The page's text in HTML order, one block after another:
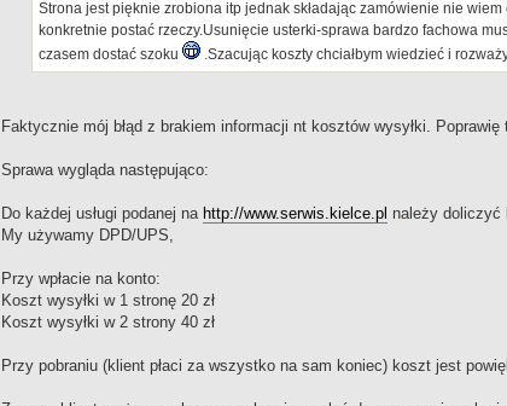
Strona jest pięknie zrobiona itp jednak składając zamówienie nie
konkretnie postać rzeczy.Usunięcie usterki-sprawa bardzo fachowa
czasem dostać szoku
.Szacując koszty chciałbym wiedzieć i
Faktycznie mój błąd z brakiem informacji nt kosztów wysyłki. Poprawię
Sprawa wygląda następująco:
Do każdej usługi podanej na http://www.serwis.kielce.pl należy doliczyć
My używamy DPD/UPS,
Przy wpłacie na konto:
Koszt wysyłki w 1 stronę 20 zł
Koszt wysyłki w 2 strony 40 zł
Przy pobraniu (klient płaci za wszystko na sam koniec) koszt jest